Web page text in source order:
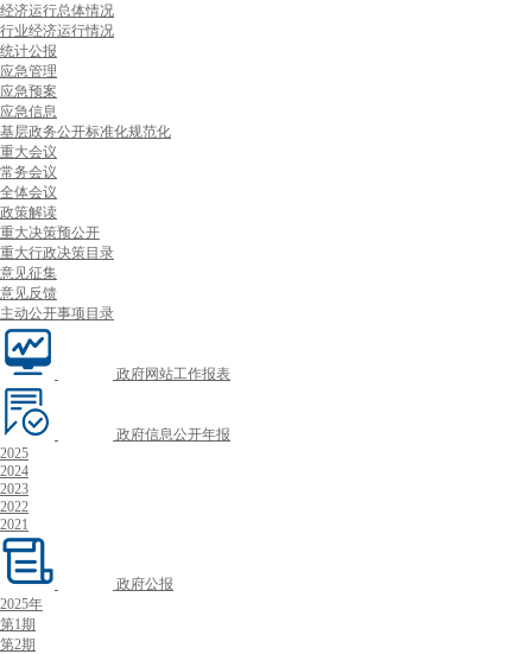
经济运行总体情况
行业经济运行情况
统计公报
应急管理
应急预案
应急信息
基层政务公开标准化规范化
重大会议
常务会议
全体会议
政策解读
重大决策预公开
重大行政决策目录
意见征集
意见反馈
主动公开事项目录
政府网站工作报表
政府信息公开年报
2025
2024
2023
2022
2021
政府公报
2025年
第1期
第2期